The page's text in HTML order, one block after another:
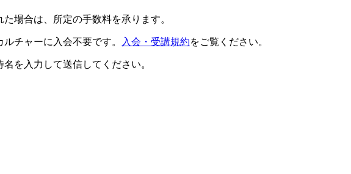
場合は、所定の手数料を承ります。
チャーに入会不要です。 入会・受講規約をご覧ください。
を入力して送信してください。